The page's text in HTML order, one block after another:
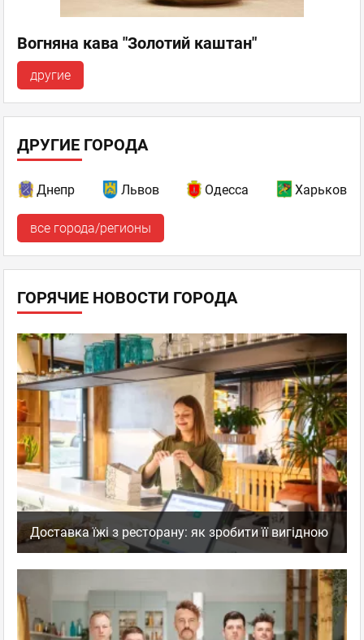
Вогняна кава "Золотий каштан"
другие
ДРУГИЕ ГОРОДА
Днепр Львов Одесса Харьков
все города/регионы
ГОРЯЧИЕ НОВОСТИ ГОРОДА
Доставка їжі з ресторану: як зробити її вигідною